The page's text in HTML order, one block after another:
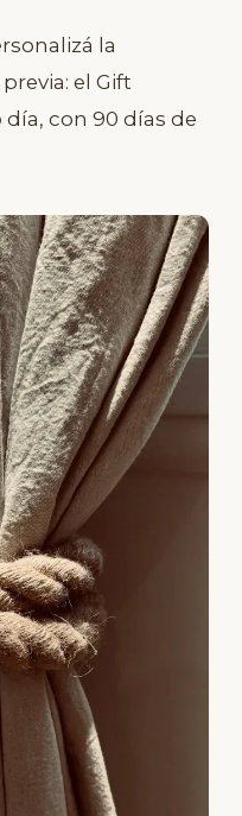
la
el Gift
con 90 días de